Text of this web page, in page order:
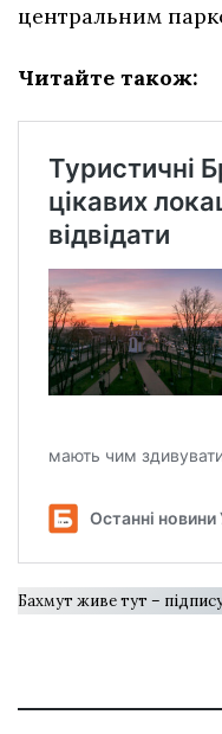
центральним
Читайте також:
Бахмут живе тут –